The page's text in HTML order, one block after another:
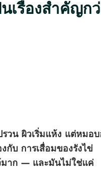
เรื่องสำคัญก
วน ผิวเริ่มแห้ง แต่หมอ
กับ การเสื่อมของรังไข่
ว้มาก — และมันไม่ใช่แค่